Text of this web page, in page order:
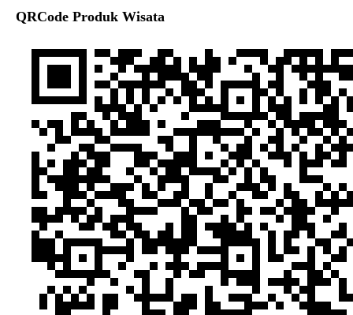
QRCode Produk Wisata